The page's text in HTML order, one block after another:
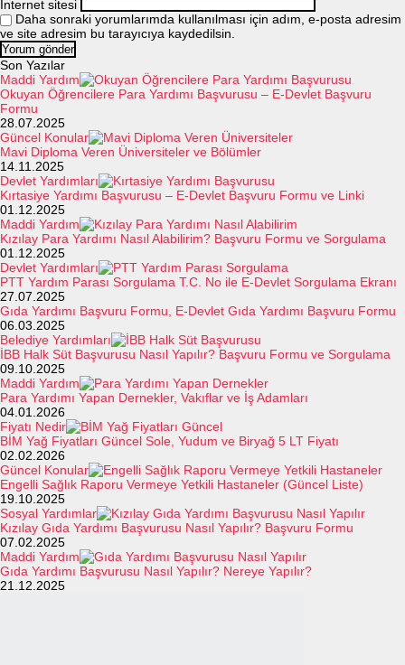
İnternet sitesi
Daha sonraki yorumlarımda kullanılması için adım, e-posta adresim
ve site adresim bu tarayıcıya kaydedilsin.
Son Yazılar
Maddi Yardım
Okuyan Öğrencilere Para Yardımı Başvurusu – E-Devlet Başvuru
Formu
28.07.2025
Güncel Konular
Mavi Diploma Veren Üniversiteler ve Bölümler
14.11.2025
Devlet Yardımları
Kırtasiye Yardımı Başvurusu – E-Devlet Başvuru Formu ve Linki
01.12.2025
Maddi Yardım
Kızılay Para Yardımı Nasıl Alabilirim? Başvuru Formu ve Sorgulama
01.12.2025
Devlet Yardımları
PTT Yardım Parası Sorgulama T.C. No ile E-Devlet Sorgulama Ekranı
27.07.2025
Gıda Yardımı Başvuru Formu, E-Devlet Gıda Yardımı Başvuru Formu
06.03.2025
Belediye Yardımları
İBB Halk Süt Başvurusu Nasıl Yapılır? Başvuru Formu ve Sorgulama
09.10.2025
Maddi Yardım
Para Yardımı Yapan Dernekler, Vakıflar ve İş Adamları
04.01.2026
Fiyatı Nedir
BİM Yağ Fiyatları Güncel Sole, Yudum ve Biryağ 5 LT Fiyatı
02.02.2026
Güncel Konular
Engelli Sağlık Raporu Vermeye Yetkili Hastaneler (Güncel Liste)
19.10.2025
Sosyal Yardımlar
Kızılay Gıda Yardımı Başvurusu Nasıl Yapılır? Başvuru Formu
07.02.2025
Maddi Yardım
Gıda Yardımı Başvurusu Nasıl Yapılır? Nereye Yapılır?
21.12.2025